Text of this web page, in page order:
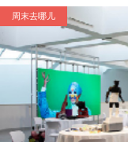
周末去哪儿